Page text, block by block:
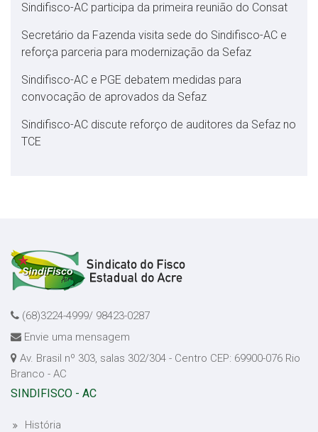
Sindifisco-AC participa da primeira reunião do Consat
Secretário da Fazenda visita sede do Sindifisco-AC e
reforça parceria para modernização da Sefaz
Sindifisco-AC e PGE debatem medidas para
convocação de aprovados da Sefaz
Sindifisco-AC discute reforço de auditores da Sefaz no
TCE
(68)3224-4999/ 98423-0287
Envie uma mensagem
Av. Brasil nº 303, salas 302/304 - Centro CEP: 69900-076 Rio
Branco - AC
SINDIFISCO - AC
História